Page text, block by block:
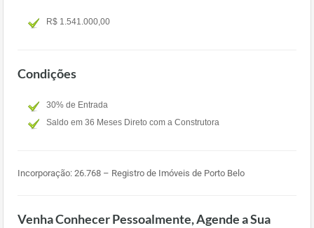
R$ 1.541.000,00
Condições
30% de Entrada
Saldo em 36 Meses Direto com a Construtora
Incorporação: 26.768 – Registro de Imóveis de Porto Belo
Venha Conhecer Pessoalmente, Agende a Sua